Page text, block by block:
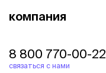
компания
8 800 770-00-22
связаться с нами